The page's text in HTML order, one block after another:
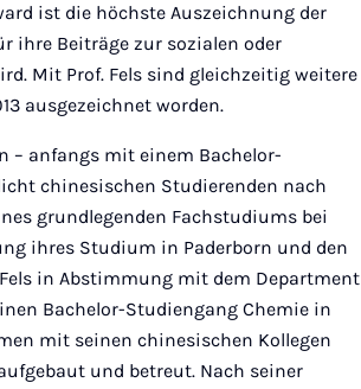
ist die höchste Auszeichnung der
ihre Beiträge zur sozialen oder
Mit Prof. Fels sind gleichzeitig weitere
ausgezeichnet worden.
– anfangs mit einem Bachelor-
chinesischen Studierenden nach
grundlegenden Fachstudiums bei
ihres Studium in Paderborn und den
in Abstimmung mit dem Department
Bachelor-Studiengang Chemie in
mit seinen chinesischen Kollegen
und betreut. Nach seiner